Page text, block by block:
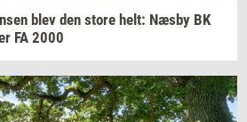
blev den store helt: Næsby BK
FA 2000